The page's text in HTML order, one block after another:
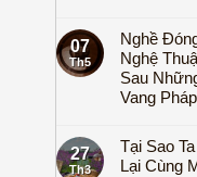
07
Th5
Nghề
Nghệ
Sau
Vang Pháp
27
Th3
Tại Sao
Lại Cùng